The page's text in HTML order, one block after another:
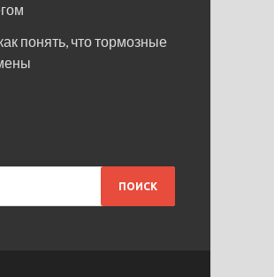
понять, что тормозные